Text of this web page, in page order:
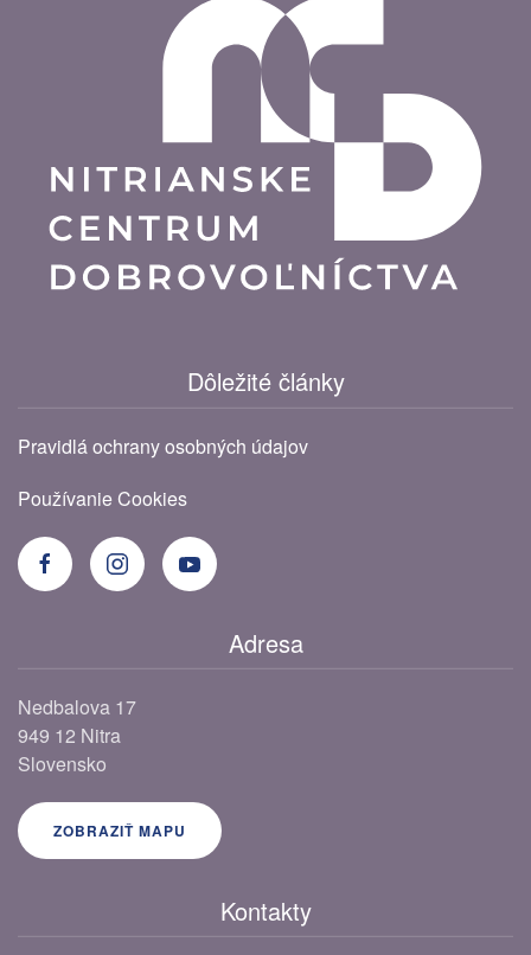
Dôležité články
Pravidlá ochrany osobných údajov
Používanie Cookies
Adresa
Nedbalova 17
949 12 Nitra
Slovensko
ZOBRAZIŤ MAPU
Kontakty